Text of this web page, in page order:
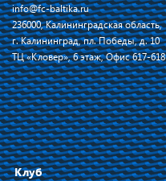
info@fc-baltika.ru
236000, Калининградская область,
г. Калининград, пл. Победы, д. 10
ТЦ «Кловер», 6 этаж, Офис 617-618
Клуб